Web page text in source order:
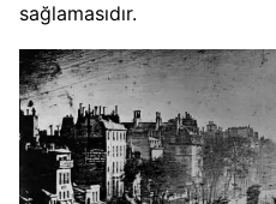
sağlamasıdır.